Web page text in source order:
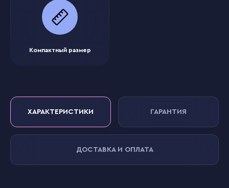
Компактный размер
ХАРАКТЕРИСТИКИ ГАРАНТИЯ
ДОСТАВКА И ОПЛАТА